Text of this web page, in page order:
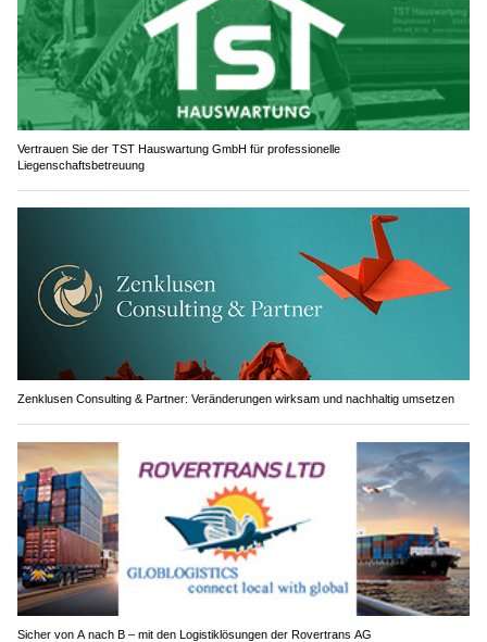
Vertrauen Sie der TST Hauswartung GmbH für professionelle
Liegenschaftsbetreuung
Zenklusen Consulting & Partner: Veränderungen wirksam und nachhaltig umsetzen
Sicher von A nach B – mit den Logistiklösungen der Rovertrans AG